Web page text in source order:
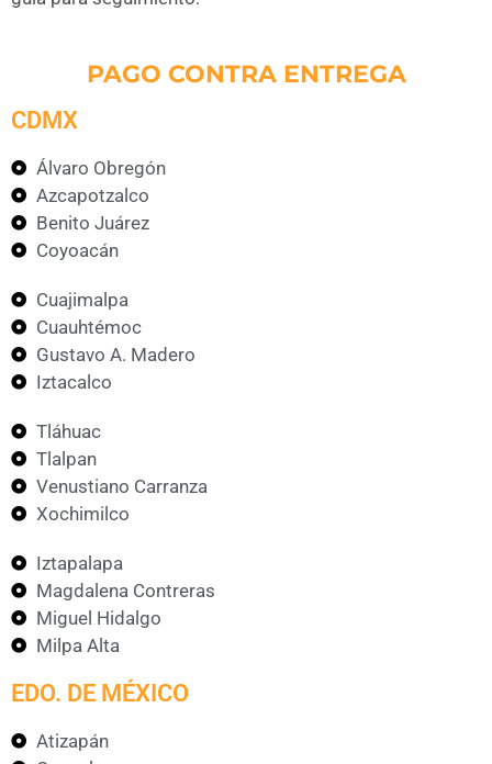
PAGO CONTRA ENTREGA
CDMX
Álvaro Obregón
Azcapotzalco
Benito Juárez
Coyoacán
Cuajimalpa
Cuauhtémoc
Gustavo A. Madero
Iztacalco
Tláhuac
Tlalpan
Venustiano Carranza
Xochimilco
Iztapalapa
Magdalena Contreras
Miguel Hidalgo
Milpa Alta
EDO. DE MÉXICO
Atizapán